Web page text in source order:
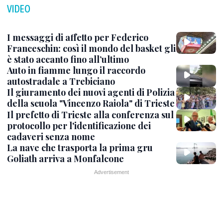
VIDEO
I messaggi di affetto per Federico
Franceschin: così il mondo del basket gli
è stato accanto fino all’ultimo
Auto in fiamme lungo il raccordo
autostradale a Trebiciano
Il giuramento dei nuovi agenti di Polizia
della scuola "Vincenzo Raiola" di Trieste
Il prefetto di Trieste alla conferenza sul
protocollo per l'identificazione dei
cadaveri senza nome
La nave che trasporta la prima gru
Goliath arriva a Monfalcone